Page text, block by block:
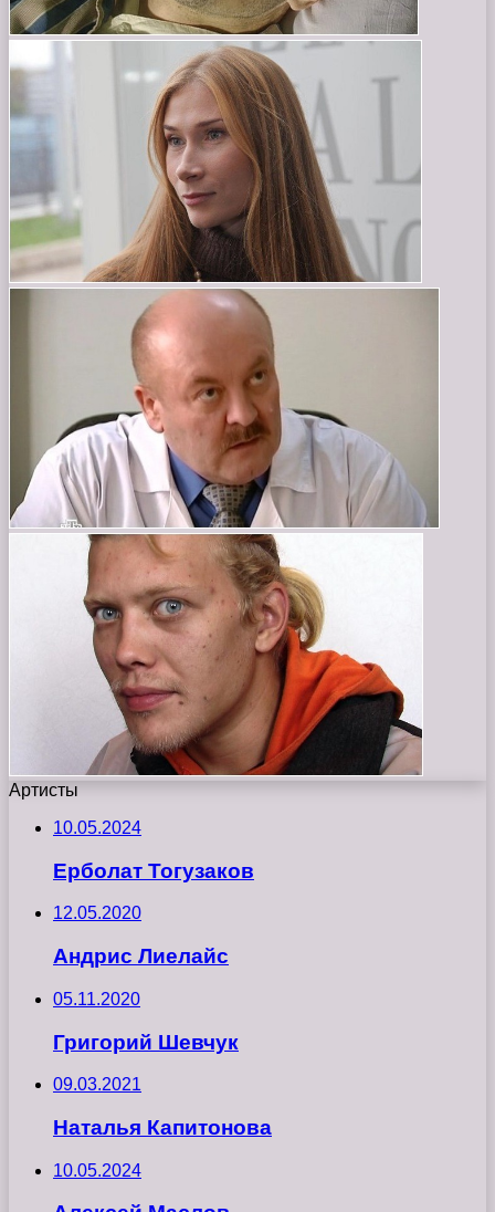
Артисты
10.05.2024
Ерболат Тогузаков
12.05.2020
Андрис Лиелайс
05.11.2020
Григорий Шевчук
09.03.2021
Наталья Капитонова
10.05.2024